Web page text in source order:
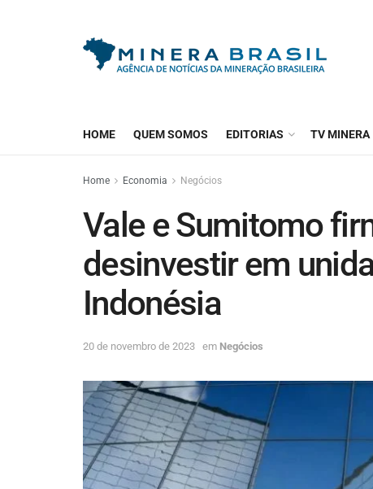
HOME QUEM SOMOS EDITORIAS TV MINERA
Home Economia Negócios
Vale e Sumitomo
desinvestir em
Indonésia
20 de novembro de 2023 em Negócios